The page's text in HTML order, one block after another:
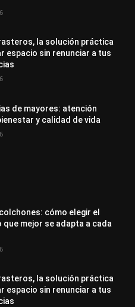
la solución práctica
espacio sin renunciar a tus
de mayores: atención
y calidad de vida
cómo elegir el
que mejor se adapta a cada
la solución práctica
espacio sin renunciar a tus